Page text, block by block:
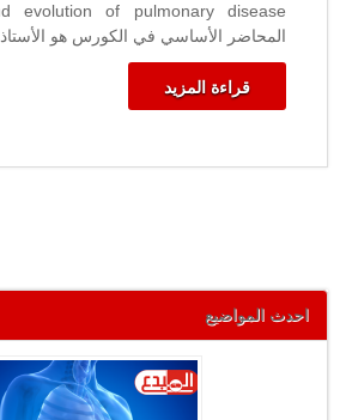
المحاضر الأساسي في الكورس هو الأستاذ
قراءة المزيد
احدث المواضيع